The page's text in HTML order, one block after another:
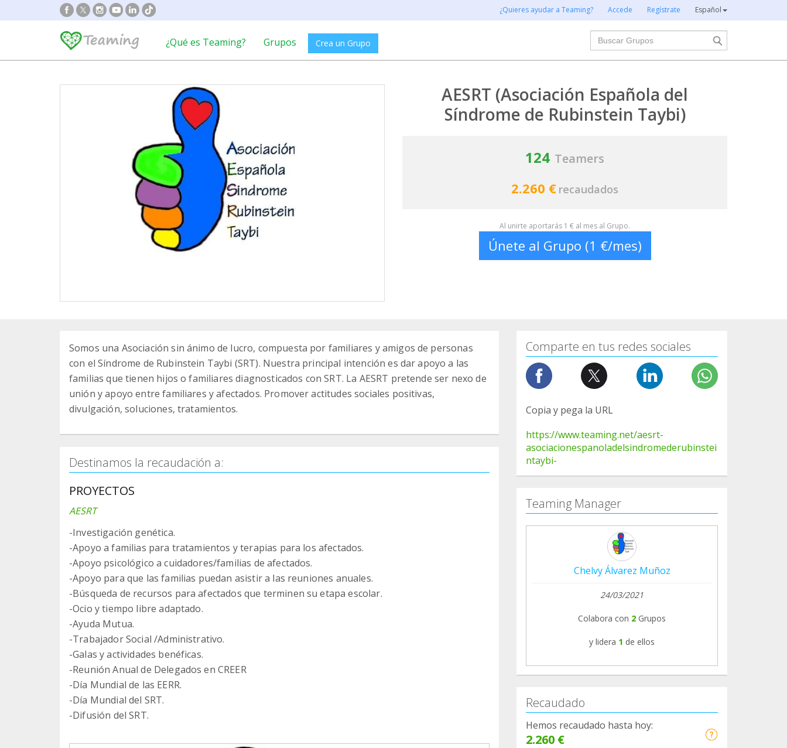
¿Quieres ayudar a Teaming? Accede Regístrate Español
¿Qué es Teaming? Grupos Crea un Grupo
Buscar
AESRT (Asociación Española del
Síndrome de Rubinstein Taybi)
124 Teamers
2.260 € recaudados
Al unirte aportarás 1 € al mes al Grupo.
Únete al Grupo (1 €/mes)
Somos una Asociación sin ánimo de lucro, compuesta por familiares y amigos de personas
con el Síndrome de Rubinstein Taybi (SRT). Nuestra principal intención es dar apoyo a las
familias que tienen hijos o familiares diagnosticados con SRT. La AESRT pretende ser nexo de
unión y apoyo entre familiares y afectados. Promover actitudes sociales positivas,
divulgación, soluciones, tratamientos.
Destinamos la recaudación a:
PROYECTOS
AESRT
-Investigación genética.
-Apoyo a familias para tratamientos y terapias para los afectados.
-Apoyo psicológico a cuidadores/familias de afectados.
-Apoyo para que las familias puedan asistir a las reuniones anuales.
-Búsqueda de recursos para afectados que terminen su etapa escolar.
-Ocio y tiempo libre adaptado.
-Ayuda Mutua.
-Trabajador Social /Administrativo.
-Galas y actividades benéficas.
-Reunión Anual de Delegados en CREER
-Día Mundial de las EERR.
-Día Mundial del SRT.
-Difusión del SRT.
Comparte en tus redes sociales
Copia y pega la URL
https://www.teaming.net/aesrt-
asociacionespanoladelsindromederubinstei
ntaybi-
Teaming Manager
Chelvy Álvarez Muñoz
24/03/2021
Colabora con 2 Grupos
y lidera 1 de ellos
Recaudado
Hemos recaudado hasta hoy:
2.260 €